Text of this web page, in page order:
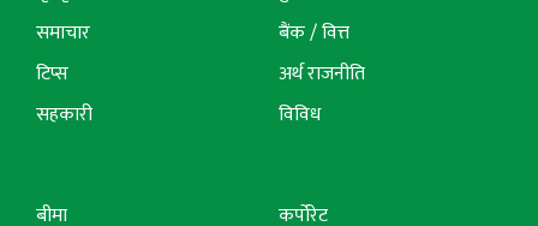
समाचार
टिप्स
सहकारी
बैंक / वित्त
अर्थ राजनीति
विविध
बीमा
कर्पोरेट